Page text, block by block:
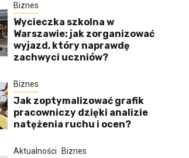
Biznes
Wycieczka szkolna w
Warszawie: jak zorganizować
wyjazd, który naprawdę
zachwyci uczniów?
Biznes
Jak zoptymalizować grafik
pracowniczy dzięki analizie
natężenia ruchu i ocen?
Aktualności Biznes